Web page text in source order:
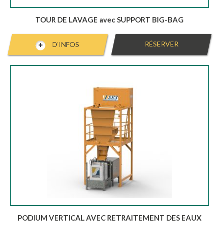
TOUR DE LAVAGE avec SUPPORT BIG-BAG
D'INFOS RÉSERVER
PODIUM VERTICAL AVEC RETRAITEMENT DES EAUX